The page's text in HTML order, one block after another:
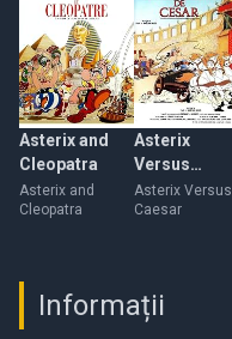
Asterix and
Cleopatra
Asterix and
Cleopatra
Asterix
Versus
Caesar
Asterix Versus
Caesar
Informații